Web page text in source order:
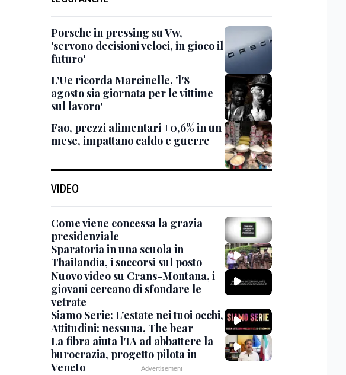
Porsche in pressing su Vw,
'servono decisioni veloci, in gioco il
futuro'
L'Ue ricorda Marcinelle, 'l'8
agosto sia giornata per le vittime
sul lavoro'
Fao, prezzi alimentari +0,6% in un
mese, impattano caldo e guerre
VIDEO
Come viene concessa la grazia
presidenziale
Sparatoria in una scuola in
Thailandia, i soccorsi sul posto
Nuovo video su Crans-Montana, i
giovani cercano di sfondare le
vetrate
Siamo Serie: L'estate nei tuoi occhi,
Attitudini: nessuna, The bear
La fibra aiuta l'IA ad abbattere la
burocrazia, progetto pilota in
Veneto